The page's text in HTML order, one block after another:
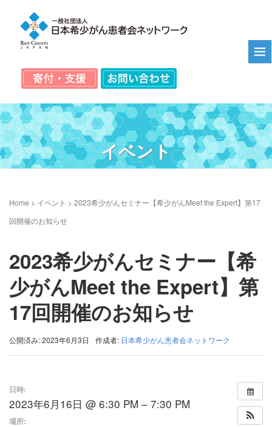
イベント
Home > イベント > 2023希少がんセミナー【希少がんMeet the Expert】第17
回開催のお知らせ
2023希少がんセミナー【希
少がんMeet the Expert】第
17回開催のお知らせ
公開済み: 2023年6月3日 作成者: 日本希少がん患者会ネットワーク
日時:
2023年6月16日 @ 6:30 PM – 7:30 PM
場所: